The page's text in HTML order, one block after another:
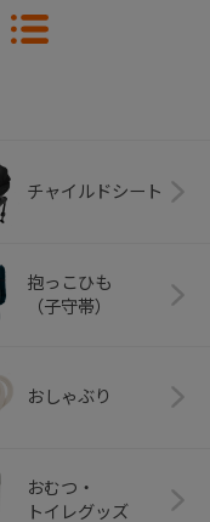
チャイルドシート
抱っこひも
（子守帯）
おしゃぶり
おむつ・
トイレグッズ